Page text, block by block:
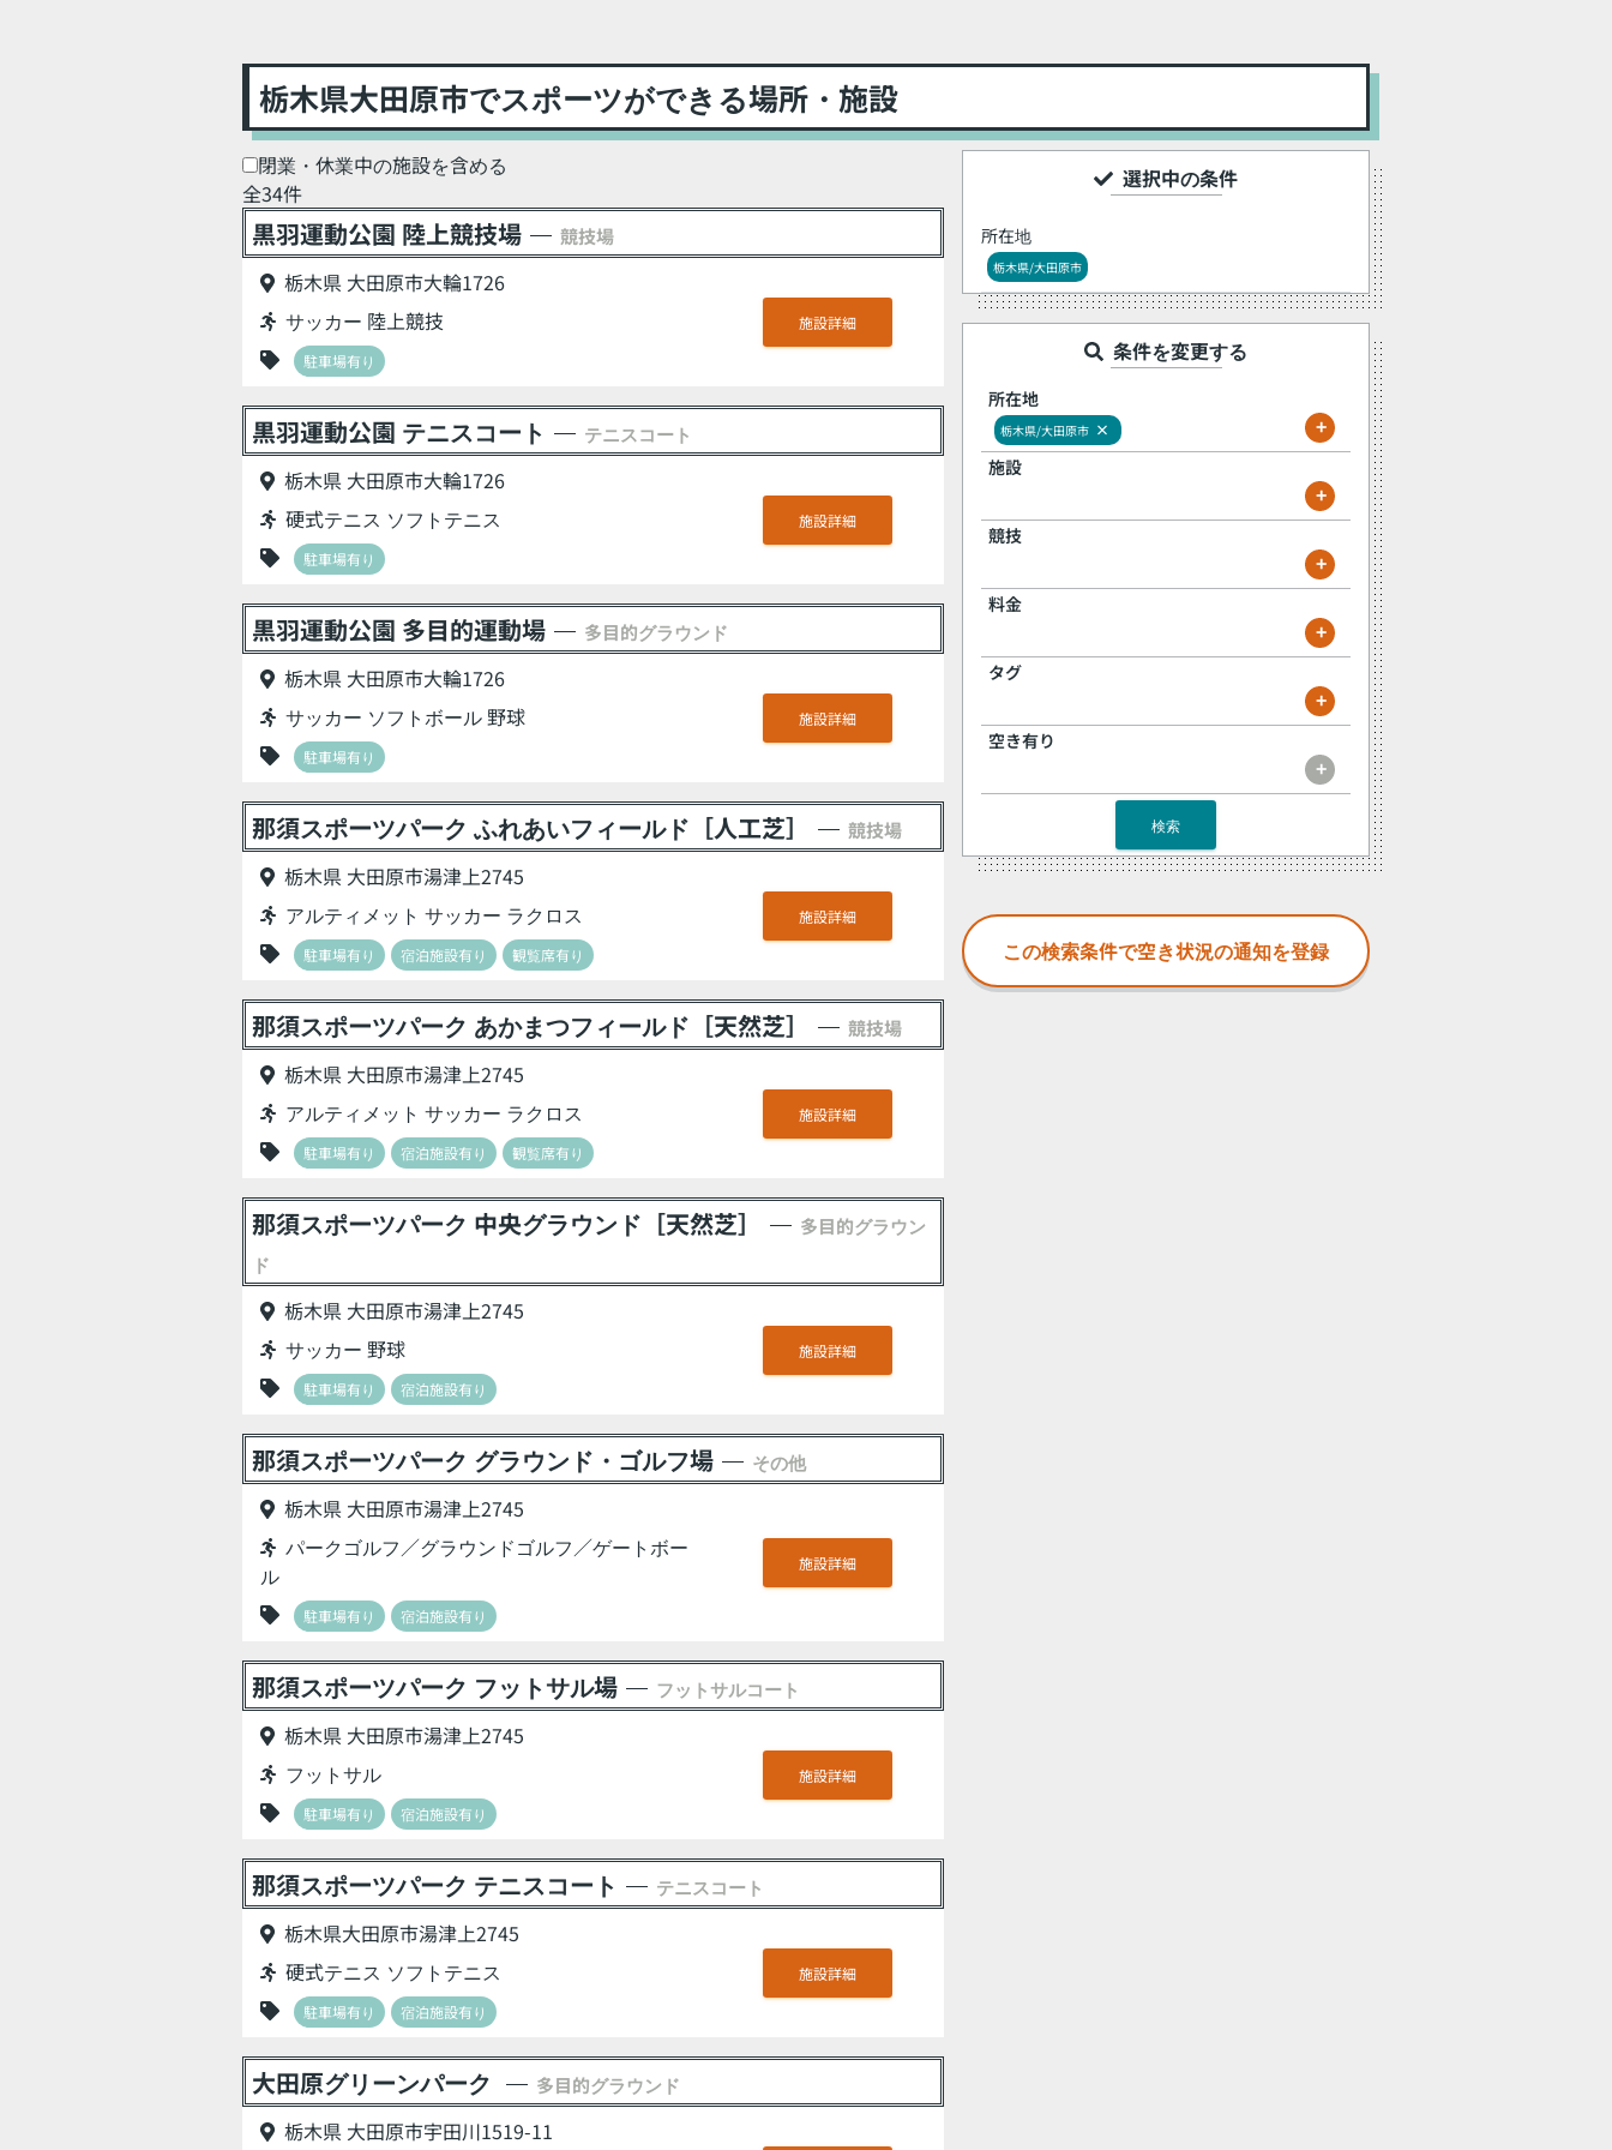
栃木県大田原市でスポーツができる場所・施設
閉業・休業中の施設を含める
全34件
黒羽運動公園 陸上競技場 競技場
栃木県 大田原市大輪1726
サッカー 陸上競技
駐車場有り
施設詳細
黒羽運動公園 テニスコート テニスコート
栃木県 大田原市大輪1726
硬式テニス ソフトテニス
駐車場有り
施設詳細
黒羽運動公園 多目的運動場 多目的グラウンド
栃木県 大田原市大輪1726
サッカー ソフトボール 野球
駐車場有り
施設詳細
那須スポーツパーク ふれあいフィールド［人工芝］ 競技場
栃木県 大田原市湯津上2745
アルティメット サッカー ラクロス
駐車場有り 宿泊施設有り 観覧席有り
施設詳細
那須スポーツパーク あかまつフィールド［天然芝］ 競技場
栃木県 大田原市湯津上2745
アルティメット サッカー ラクロス
駐車場有り 宿泊施設有り 観覧席有り
施設詳細
那須スポーツパーク 中央グラウンド［天然芝］
多目的グラウン
ド
栃木県 大田原市湯津上2745
サッカー 野球
駐車場有り 宿泊施設有り
施設詳細
那須スポーツパーク グラウンド・ゴルフ場 その他
栃木県 大田原市湯津上2745
パークゴルフ／グラウンドゴルフ／ゲートボー
ル
駐車場有り 宿泊施設有り
施設詳細
那須スポーツパーク フットサル場 フットサルコート
栃木県 大田原市湯津上2745
フットサル
駐車場有り 宿泊施設有り
施設詳細
那須スポーツパーク テニスコート テニスコート
栃木県大田原市湯津上2745
硬式テニス ソフトテニス
駐車場有り 宿泊施設有り
施設詳細
大田原グリーンパーク 多目的グラウンド
栃木県 大田原市宇田川1519-11
選択中の条件
所在地
栃木県/大田原市
条件を変更する
所在地
栃木県/大田原市 × +
施設
+
競技
+
料金
+
タグ
+
空き有り
+
検索